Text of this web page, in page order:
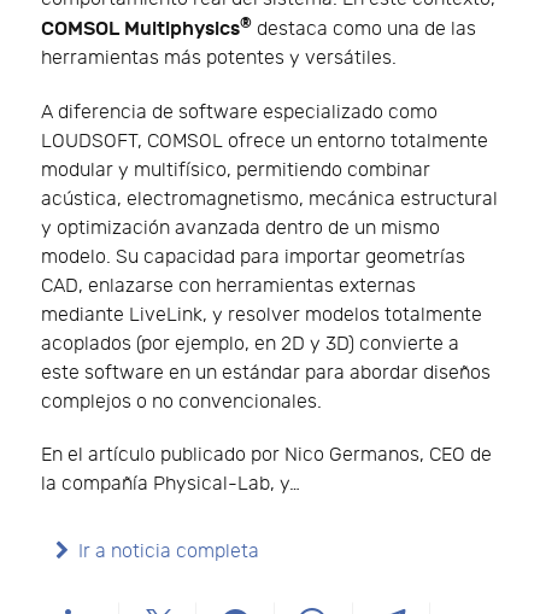
COMSOL Multiphysics® destaca como una de las
herramientas más potentes y versátiles.
A diferencia de software especializado como
LOUDSOFT, COMSOL ofrece un entorno totalmente
modular y multifísico, permitiendo combinar
acústica, electromagnetismo, mecánica estructural
y optimización avanzada dentro de un mismo
modelo. Su capacidad para importar geometrías
CAD, enlazarse con herramientas externas
mediante LiveLink, y resolver modelos totalmente
acoplados (por ejemplo, en 2D y 3D) convierte a
este software en un estándar para abordar diseños
complejos o no convencionales.
En el artículo publicado por Nico Germanos, CEO de
la compañía Physical-Lab, y…
Ir a noticia completa